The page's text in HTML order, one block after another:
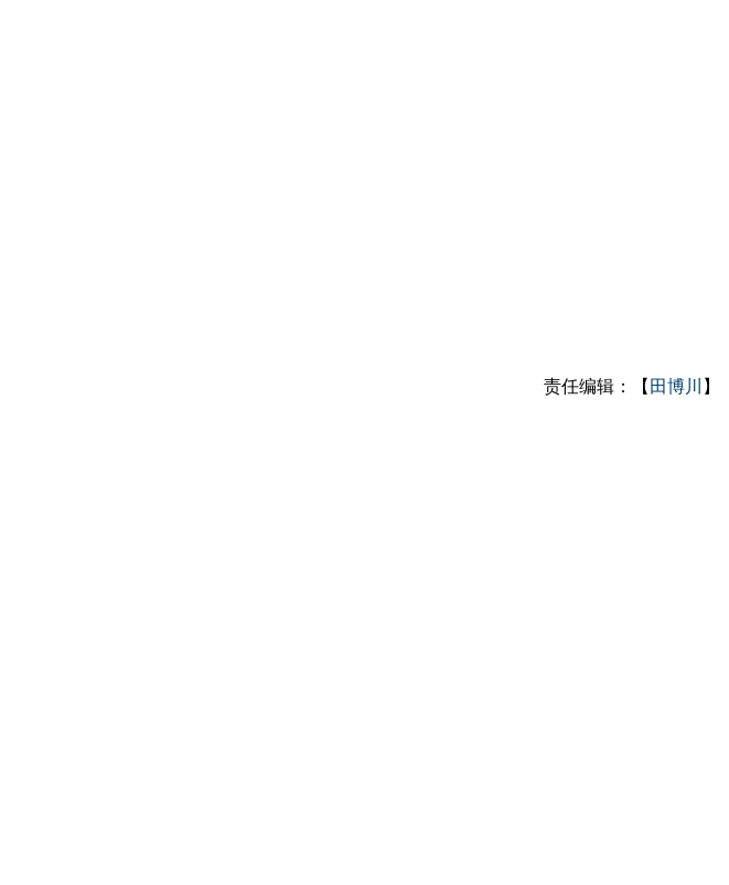
责任编辑：【 田博川 】